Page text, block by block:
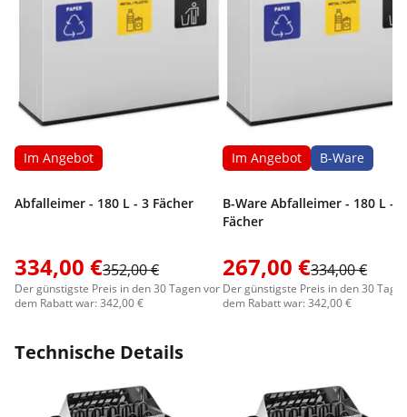
Im Angebot
Abfalleimer - 180 L - 3 Fächer
334,00 €352,00 €
Der günstigste Preis in den 30 Tagen vor
dem Rabatt war: 342,00 €
Im Angebot B-Ware
B-Ware Abfalleimer - 180 L - 3
Fächer
267,00 €334,00 €
Der günstigste Preis in den 30
dem Rabatt war: 342,00 €
Technische Details